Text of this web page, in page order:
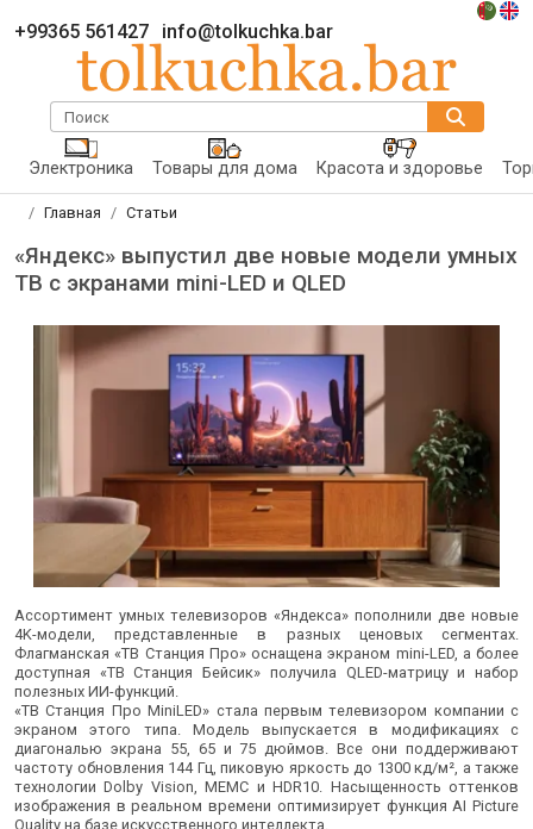
+99365 561427 info@tolkuchka.bar
Поиск
Электроника Товары для дома Красота и здоровье
Главная Статьи
«Яндекс» выпустил две новые модели умных
ТВ с экранами mini-LED и QLED
Ассортимент умных телевизоров «Яндекса» пополнили две новые
4K-модели, представленные в разных ценовых сегментах.
Флагманская «ТВ Станция Про» оснащена экраном mini-LED, а более
доступная «ТВ Станция Бейсик» получила QLED-матрицу и набор
полезных ИИ-функций.
«ТВ Станция Про MiniLED» стала первым телевизором компании с
экраном этого типа. Модель выпускается в модификациях с
диагональю экрана 55, 65 и 75 дюймов. Все они поддерживают
частоту обновления 144 Гц, пиковую яркость до 1300 кд/м², а также
технологии Dolby Vision, MEMC и HDR10. Насыщенность оттенков
изображения в реальном времени оптимизирует функция AI Picture
Quality на базе искусственного интеллекта.